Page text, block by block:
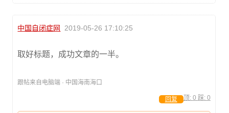
中国自闭症网 2019-05-26 17:10:25
取好标题，成功文章的一半。
跟帖来自电脑端 · 中国海南海口
顶: 0 踩: 0
回复